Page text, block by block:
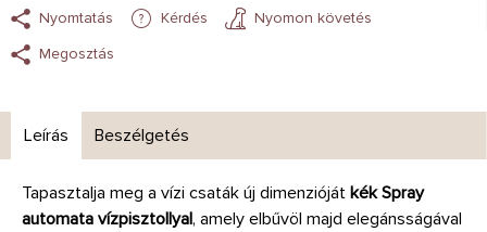
Nyomtatás Kérdés
Nyomon követés
Megosztás
Leírás Beszélgetés
Tapasztalja meg a vízi csaták új dimenzióját kék Spray
automata vízpisztollyal, amely elbűvöl majd elegánsságával